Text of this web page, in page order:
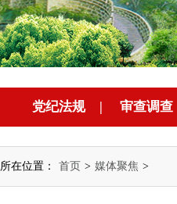
党纪法规 | 审查调查
所在位置： 首页 > 媒体聚焦 >